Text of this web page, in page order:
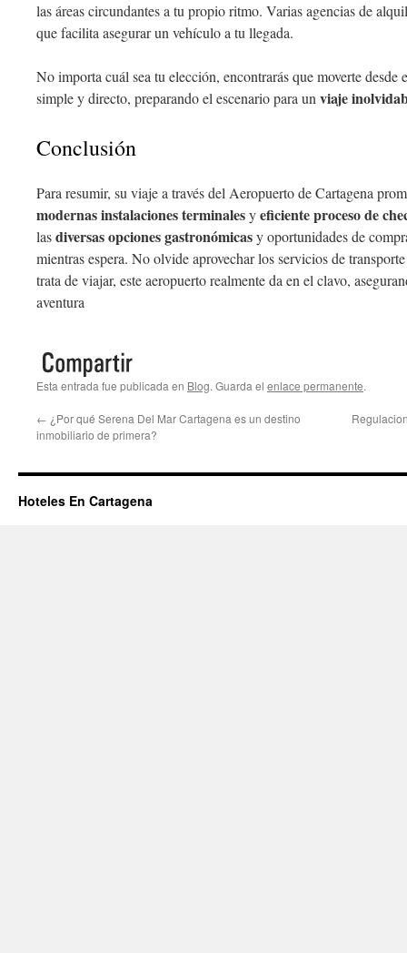
las áreas circundantes a tu propio ritmo. Varias agencias de
que facilita asegurar un vehículo a tu llegada.
No importa cuál sea tu elección, encontrarás que moverte desde
simple y directo, preparando el escenario para un viaje
Conclusión
Para resumir, su viaje a través del Aeropuerto de Cartagena
modernas instalaciones terminalesyeficiente proceso de
lasdiversas opciones gastronómicasy oportunidades de
mientras espera. No olvide aprovechar los servicios de
trata de viajar, este aeropuerto realmente da en el clavo,
aventura
Esta entrada fue publicada en Blog. Guarda el enlace permanente.
← ¿Por qué Serena Del Mar Cartagena es un destino
inmobiliario de primera?
Hoteles En Cartagena